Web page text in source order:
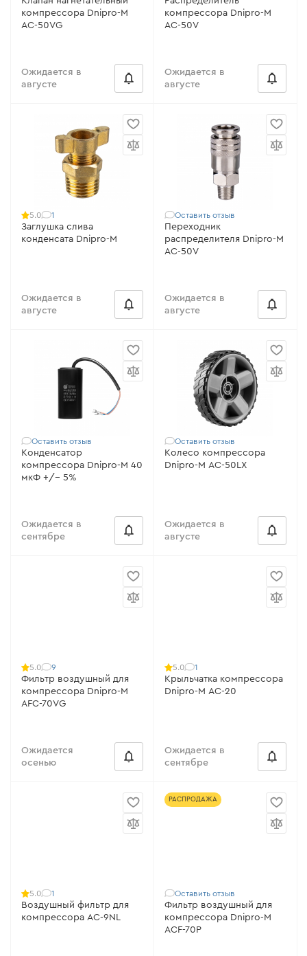
компрессора Dnipro-M
AC-50VG
Ожидается в
августе
компрессора Dnipro-M
AC-50V
Ожидается в
августе
5.0 1
Заглушка слива
конденсата Dnipro-M
Ожидается в
августе
Оставить отзыв
Переходник
распределителя Dnipro-M
AC-50V
Ожидается в
августе
Оставить отзыв
Конденсатор
компрессора Dnipro-M 40
мкФ +/- 5%
Ожидается в
сентябре
Оставить отзыв
Колесо компрессора
Dnipro-M АС-50LX
Ожидается в
августе
5.0 9
Фильтр воздушный для
компрессора Dnipro-M
AFC-70VG
Ожидается
осенью
5.0 1
Крыльчатка компрессора
Dnipro-M AC-20
Ожидается в
сентябре
5.0 1
Воздушный фильтр для
компрессора AC-9NL
РАСПРОДАЖА
Оставить отзыв
Фильтр воздушный для
компрессора Dnipro-M
ACF-70P